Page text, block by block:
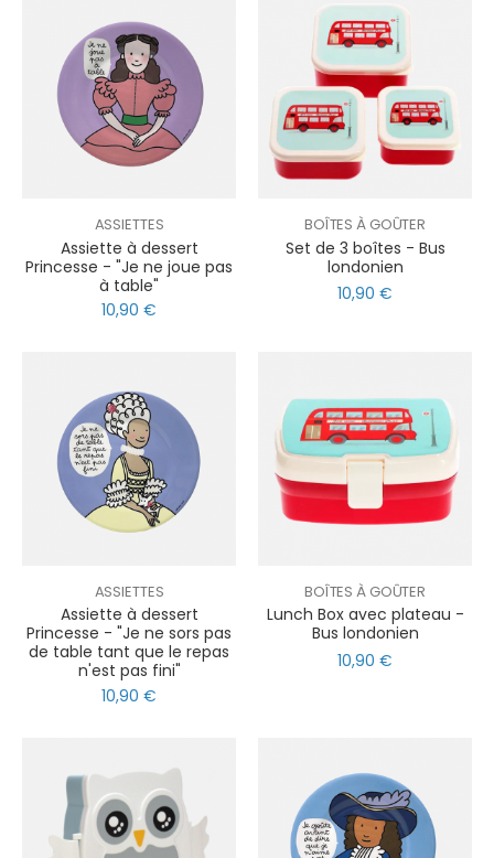
ASSIETTES
Assiette à dessert
Princesse - "Je ne joue pas
à table"
10,90 €
BOÎTES À GOÛTER
Set de 3 boîtes - Bus
londonien
10,90 €
ASSIETTES
Assiette à dessert
Princesse - "Je ne sors pas
de table tant que le repas
n'est pas fini"
10,90 €
BOÎTES À GOÛTER
Lunch Box avec plateau -
Bus londonien
10,90 €